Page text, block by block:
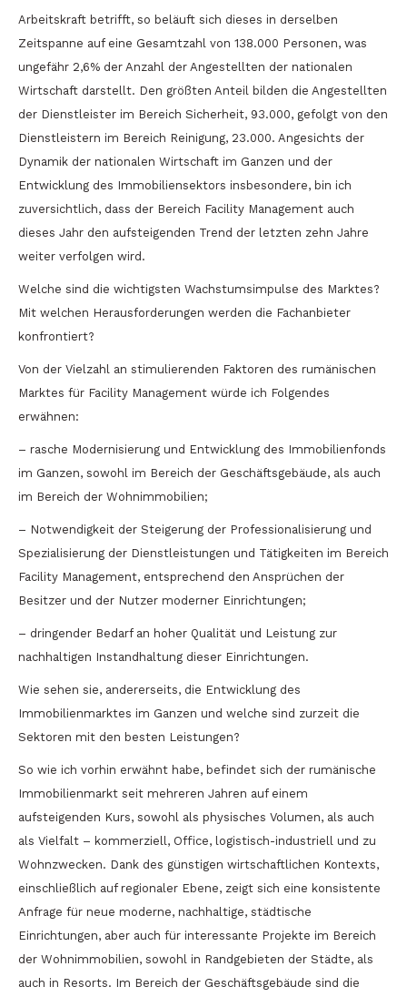
Arbeitskraft betrifft, so beläuft sich dieses in derselben
Zeitspanne auf eine Gesamtzahl von 138.000 Personen, was
ungefähr 2,6% der Anzahl der Angestellten der nationalen
Wirtschaft darstellt. Den größten Anteil bilden die Angestellten
der Dienstleister im Bereich Sicherheit, 93.000, gefolgt von den
Dienstleistern im Bereich Reinigung, 23.000. Angesichts der
Dynamik der nationalen Wirtschaft im Ganzen und der
Entwicklung des Immobiliensektors insbesondere, bin ich
zuversichtlich, dass der Bereich Facility Management auch
dieses Jahr den aufsteigenden Trend der letzten zehn Jahre
weiter verfolgen wird.
Welche sind die wichtigsten Wachstumsimpulse des Marktes?
Mit welchen Herausforderungen werden die Fachanbieter
konfrontiert?
Von der Vielzahl an stimulierenden Faktoren des rumänischen
Marktes für Facility Management würde ich Folgendes
erwähnen:
– rasche Modernisierung und Entwicklung des Immobilienfonds
im Ganzen, sowohl im Bereich der Geschäftsgebäude, als auch
im Bereich der Wohnimmobilien;
– Notwendigkeit der Steigerung der Professionalisierung und
Spezialisierung der Dienstleistungen und Tätigkeiten im Bereich
Facility Management, entsprechend den Ansprüchen der
Besitzer und der Nutzer moderner Einrichtungen;
– dringender Bedarf an hoher Qualität und Leistung zur
nachhaltigen Instandhaltung dieser Einrichtungen.
Wie sehen sie, andererseits, die Entwicklung des
Immobilienmarktes im Ganzen und welche sind zurzeit die
Sektoren mit den besten Leistungen?
So wie ich vorhin erwähnt habe, befindet sich der rumänische
Immobilienmarkt seit mehreren Jahren auf einem
aufsteigenden Kurs, sowohl als physisches Volumen, als auch
als Vielfalt – kommerziell, Office, logistisch-industriell und zu
Wohnzwecken. Dank des günstigen wirtschaftlichen Kontexts,
einschließlich auf regionaler Ebene, zeigt sich eine konsistente
Anfrage für neue moderne, nachhaltige, städtische
Einrichtungen, aber auch für interessante Projekte im Bereich
der Wohnimmobilien, sowohl in Randgebieten der Städte, als
auch in Resorts. Im Bereich der Geschäftsgebäude sind die